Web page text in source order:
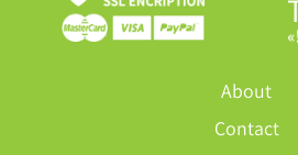
About
Contact